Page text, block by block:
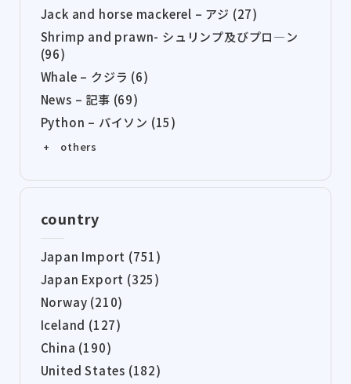
Jack and horse mackerel – アジ (27)
Shrimp and prawn- シュリンプ及びプロ―ン
(96)
Whale – クジラ (6)
News – 記事 (69)
Python – パイソン (15)
+ others
country
Japan Import (751)
Japan Export (325)
Norway (210)
Iceland (127)
China (190)
United States (182)